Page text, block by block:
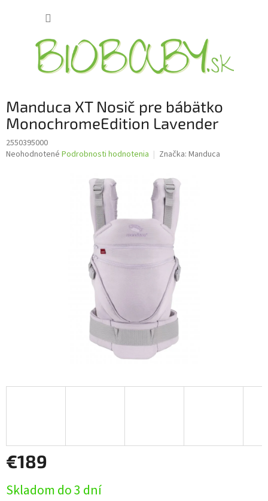
Manduca XT Nosič pre bábätko
MonochromeEdition Lavender
2550395000
Priemerné
Neohodnotené Podrobnosti hodnotenia Značka: Manduca
€189
cena:
Skladom do 3 dní